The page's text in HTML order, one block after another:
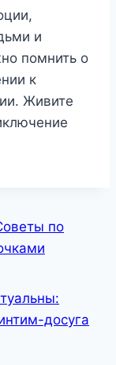
и
помнить о
к
Живите
по
досуга